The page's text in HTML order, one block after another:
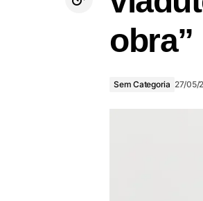
obra”
Sem Categoria 27/05/